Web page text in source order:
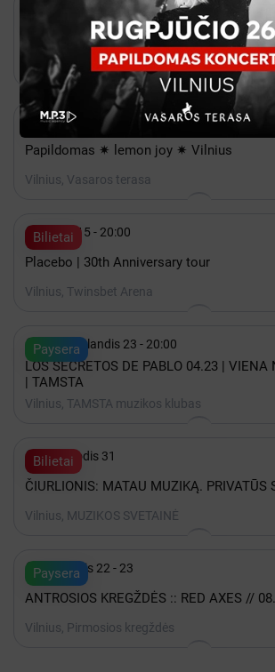
Rugsėjis 12 - 17:00
K-POP FEVER
Vilnius, COMPENSA koncertų salė
Shownet
 Rugpjūtis 26 - 20:00
Papildomas ✷ lemon joy ✷ Vilnius
Vilnius, Vasaros terasa
Bilietai
 Spalis 15 - 20:00
Placebo | 30th Anniversary tour
Vilnius, Twinsbet Arena
Paysera
 2027 Balandis 23 - 20:00
LOS SECRETOS DE PABLO 04.23 | VIENA
| TAMSTA
Vilnius, TAMSTA muzikos klubas
Bilietai
 iki Gruodis 31
ČIURLIONIS: MATAU MUZIKĄ. PRIVATŪS
Vilnius, MUZIKOS SVETAINĖ
Paysera
 Rugpjūtis 22 - 23
ANTROSIOS KREGŽDĖS :: RED AXES //
Vilnius, Pirmosios kregždės